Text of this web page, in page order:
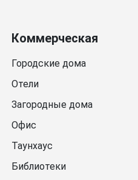
Коммерческая
Городские дома
Отели
Загородные дома
Офис
Таунхаус
Библиотеки